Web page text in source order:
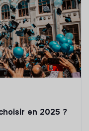
en 2025 ?